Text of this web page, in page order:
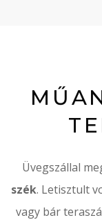
Üvegszállal
szék. Letisztult
vagy bár